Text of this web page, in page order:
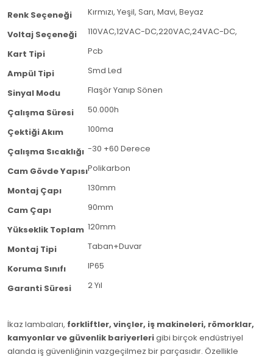
Renk Seçeneği Kırmızı, Yeşil, Sarı, Mavi, Beyaz
Voltaj Seçeneği 110VAC,12VAC-DC,220VAC,24VAC-DC,
Kart Tipi Pcb
Ampül Tipi Smd Led
Sinyal Modu Flaşör Yanıp Sönen
Çalışma Süresi 50.000h
Çektiği Akım 100ma
Çalışma Sıcaklığı -30 +60 Derece
Cam Gövde YapısıPolikarbon
Montaj Çapı 130mm
Cam Çapı 90mm
Yükseklik Toplam 120mm
Montaj Tipi Taban+Duvar
Koruma Sınıfı IP65
Garanti Süresi 2 Yıl
İkaz lambaları, forkliftler, vinçler, iş makineleri, römorklar,
kamyonlar ve güvenlik bariyerleri gibi birçok endüstriyel
alanda iş güvenliğinin vazgeçilmez bir parçasıdır. Özellikle